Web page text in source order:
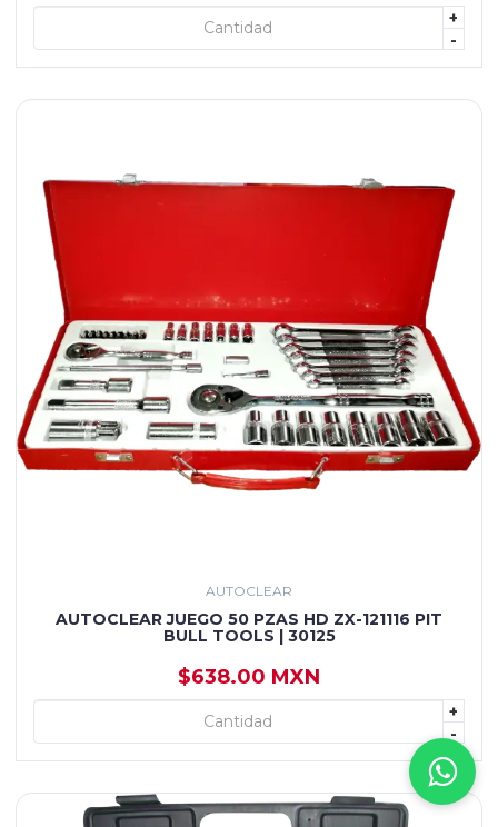
+
-
+ AGREGAR
AUTOCLEAR
AUTOCLEAR JUEGO 50 PZAS HD ZX-121116 PIT
BULL TOOLS | 30125
$638.00 MXN
+
-
+ AGREGAR